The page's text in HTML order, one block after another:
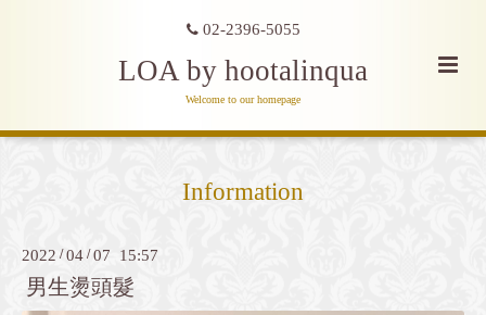
02-2396-5055
LOA by hootalinqua
Welcome to our homepage
Information
2022 /04 /07 15:57
男生燙頭髮